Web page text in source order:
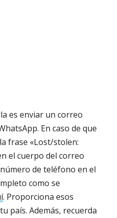
es enviar un correo
En caso de que
frase «Lost/stolen:
el cuerpo del correo
de teléfono en el
como se
. Proporciona esos
país. Además, recuerda